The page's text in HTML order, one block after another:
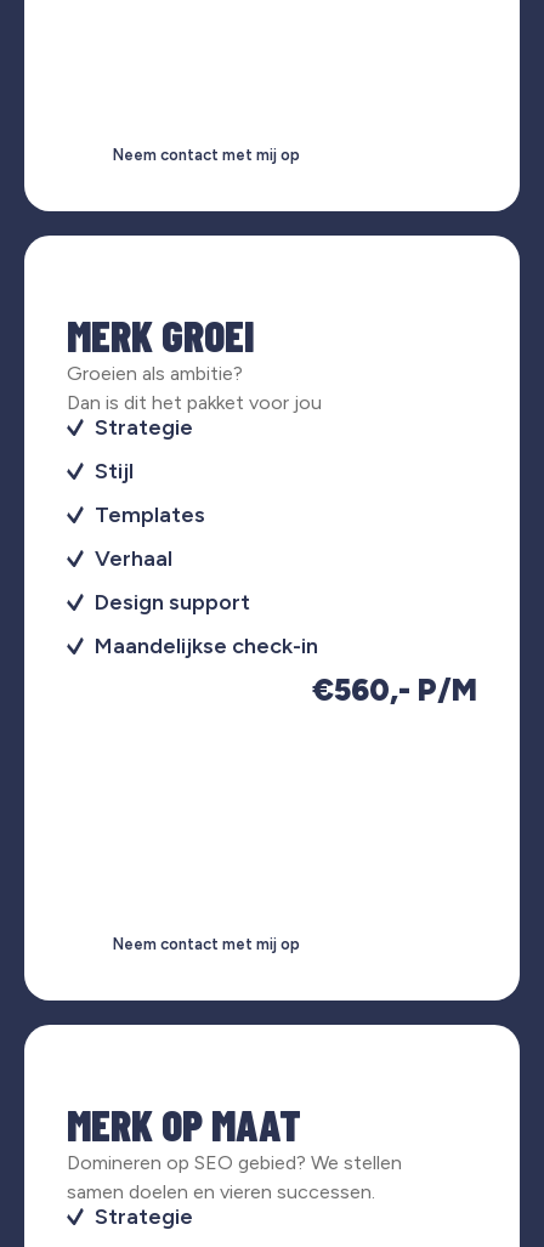
Neem contact met mij op
MERK GROEI
Groeien als ambitie?
Dan is dit het pakket voor jou
Strategie
Stijl
Templates
Verhaal
Design support
Maandelijkse check-in
€560,- P/M
Neem contact met mij op
MERK OP MAAT
Domineren op SEO gebied? We stellen
samen doelen en vieren successen.
Strategie